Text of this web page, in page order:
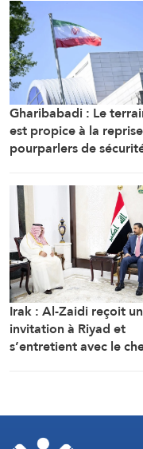
Gharibabadi : Le
est propice à la
pourparlers de
Irak : Al-Zaidi reçoit
invitation à Riyad et
s’entretient avec le